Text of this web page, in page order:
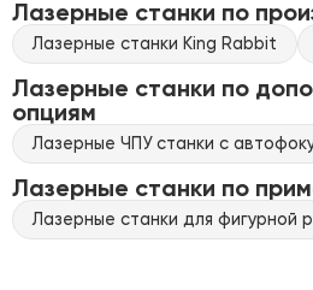
Лазерные станки по
Лазерные станки King Rabbit
Лазерные станки по
опциям
Лазерные ЧПУ станки с
Лазерные станки по
Лазерные станки для фигурной